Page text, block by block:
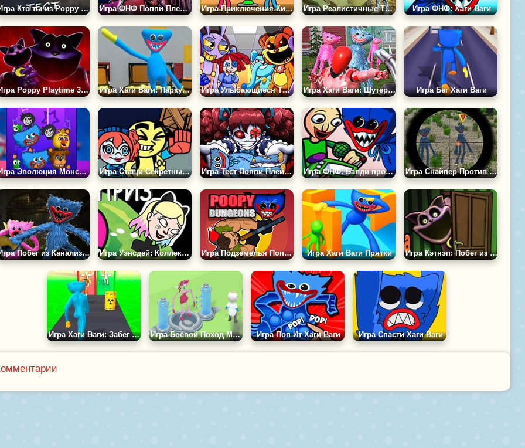
Игра Кто ты из Poppy Playtime 3? Тест Игра ФНФ Поппи Плейтайм 3: Проект Фанк Игра Приключения Киси Миси и Хаги Ваги Игра Реалистичные Танки: Война Хаги Ваги Игра ФНФ: Хаги Ваги
Игра Poppy Playtime 3: Глубокий Сон Игра Хаги Ваги: Паркур на Выживание Игра Улыбающиеся Твари Против Цифрового Цирка Игра Хаги Ваги: Шутер на Выживание Игра Бег Хаги Ваги
Игра Эволюция Монстров: Максимальный Уровень Игра Стащи Секретные Материалы у Хаги Игра Тест Поппи Плейтайм Игра ФНФ: Балди против Хаги Ваги Игра Снайпер Против Отряда Хаги Ваги
Игра Побег из Канализации Хаги Ваги Игра Уэнсдей: Коллекция Сюрприз Игра Подземелья Поппи Плейтайм Игра Хаги Ваги Прятки Игра Кэтнэп: Побег из Дома
Игра Хаги Ваги: Забег Чудаковатого Монстра Игра Боевой Поход Мутантов Игра Поп Ит Хаги Ваги Игра Спасти Хаги Ваги